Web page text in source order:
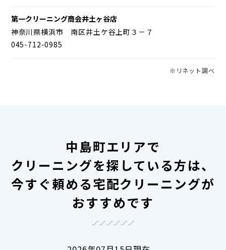
第一クリーニング商会井土ヶ谷店
神奈川県横浜市 南区井土ケ谷上町３－７
045-712-0985
※リネット調べ
中島町エリアで
クリーニングを探している方は、
今すぐ頼める宅配クリーニングが
おすすめです